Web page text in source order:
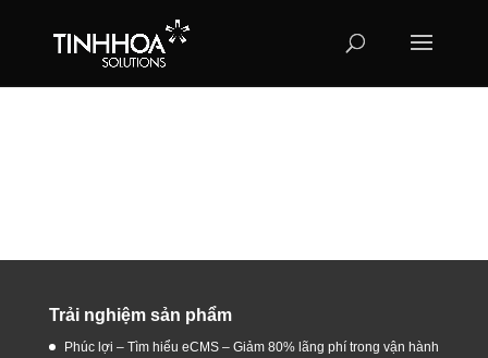
Trải nghiệm sản phẩm
Phúc lợi – Tìm hiểu eCMS – Giảm 80% lãng phí trong vận hành